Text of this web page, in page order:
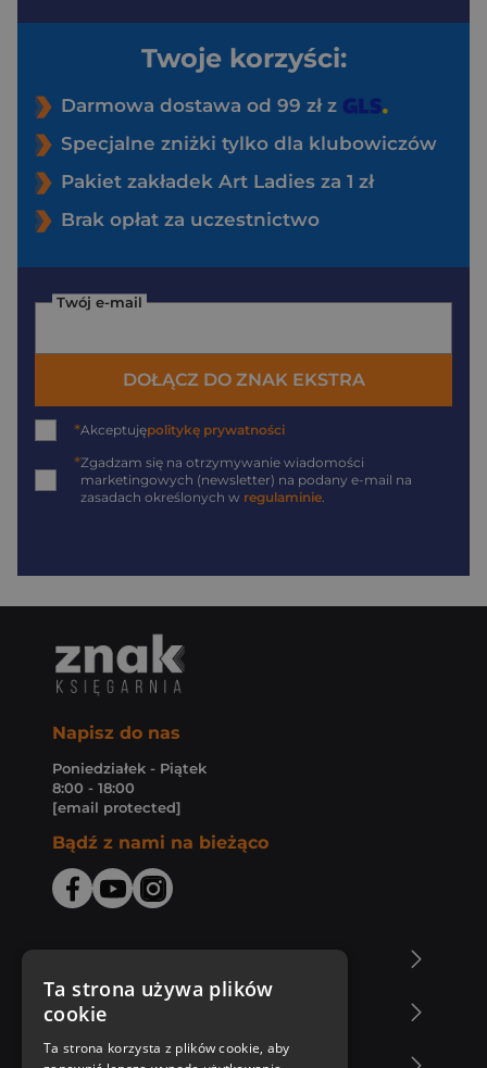
Twoje korzyści:
Darmowa dostawa od 99 zł z
Specjalne zniżki tylko dla klubowiczów
Pakiet zakładek Art Ladies za 1 zł
Brak opłat za uczestnictwo
Twój e-mail
DOŁĄCZ DO ZNAK EKSTRA
*Akceptujępolitykę prywatności
*Zgadzam się na otrzymywanie wiadomości
marketingowych (newsletter) na podany e-mail na
zasadach określonych w regulaminie
Napisz do nas
Poniedziałek - Piątek
8:00 - 18:00
[email protected]
Bądź z nami na bieżąco
Zakupy u nas
Ta strona używa plików
cookie
Ta strona korzysta z plików cookie, aby